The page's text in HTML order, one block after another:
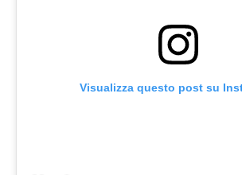
Visualizza questo post su